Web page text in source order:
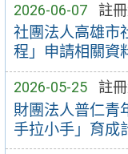
2026-06-07 註
社團法人高雄市
程」申請相關資
2026-05-25 註
財團法人普仁青
手拉小手」育成